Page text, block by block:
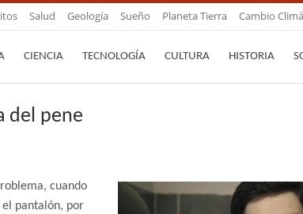
Salud Geología Sueño Planeta Tierra Cambio
CIENCIA TECNOLOGÍA CULTURA HISTORIA
del pene
cuando
el pantalón, por